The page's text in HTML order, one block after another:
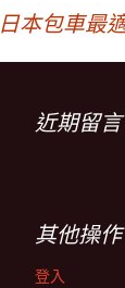
日本包車最
近期留言
其他操作
登入